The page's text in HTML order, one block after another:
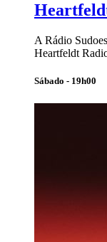
A Rádio
Heartfeldt
Sábado - 19h00